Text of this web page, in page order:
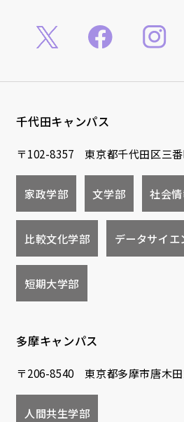
千代田キャンパス
〒102-8357 東京都千代田区三
家政学部 文学部 社会
比較文化学部 データサイエ
短期大学部
多摩キャンパス
〒206-8540 東京都多摩市唐木田
人間共生学部